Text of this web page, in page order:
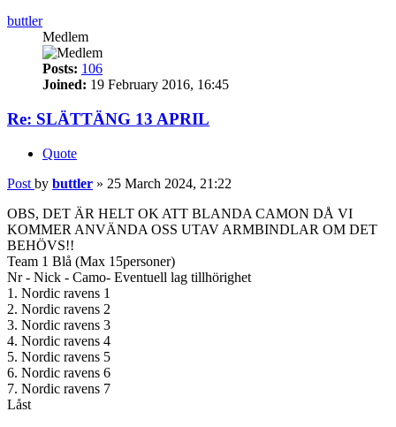
buttler
Medlem
Posts: 106
Joined: 19 February 2016, 16:45
Re: SLÄTTÄNG 13 APRIL
Quote
Post by buttler » 25 March 2024, 21:22
OBS, DET ÄR HELT OK ATT BLANDA CAMON DÅ VI
KOMMER ANVÄNDA OSS UTAV ARMBINDLAR OM DET
BEHÖVS!!
Team 1 Blå (Max 15personer)
Nr - Nick - Camo- Eventuell lag tillhörighet
1. Nordic ravens 1
2. Nordic ravens 2
3. Nordic ravens 3
4. Nordic ravens 4
5. Nordic ravens 5
6. Nordic ravens 6
7. Nordic ravens 7
Låst